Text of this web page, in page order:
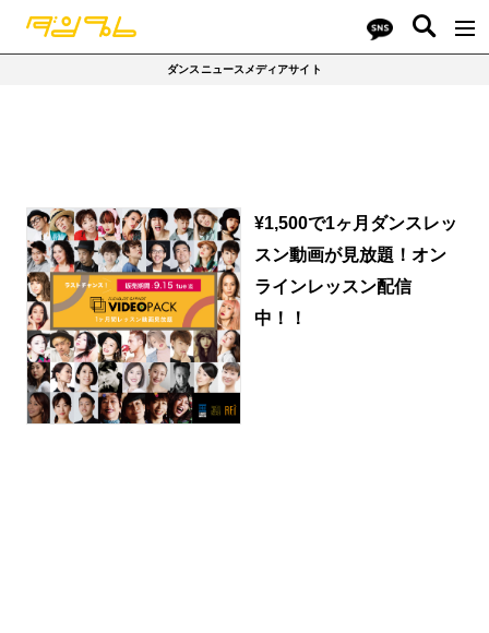
ダンスニュースメディアサイト
¥1,500で1ヶ月ダンスレッ
スン動画が見放題！オン
ラインレッスン配信
中！！